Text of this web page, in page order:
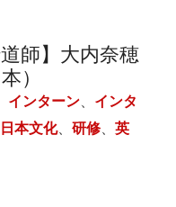
師】大内奈穂
）
インターン、 インタ
日本文化、研修、英